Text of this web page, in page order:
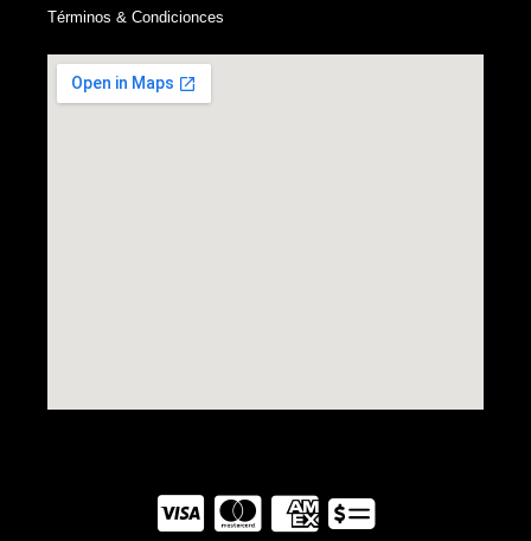
Términos & Condicionces